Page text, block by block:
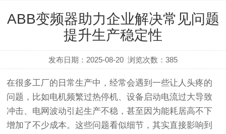
ABB变频器助力企业解决常见问题
提升生产稳定性
发布日期：2025-08-20 浏览次数：385
在很多工厂的日常生产中，经常会遇到一些让人头疼的
问题，比如电机频繁过热停机、设备启动电流过大导致
冲击、电网波动引起生产不稳，甚至因为能耗居高不下
增加了不少成本。这些问题看似细节，其实直接影响到